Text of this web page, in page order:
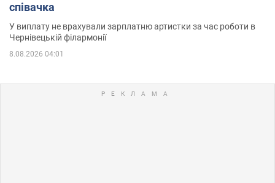
співачка
У виплату не врахували зарплатню артистки за час роботи в
Чернівецькій філармонії
8.08.2026 04:01